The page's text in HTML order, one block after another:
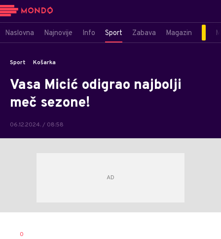
Naslovna Najnovije Info Sport Zabava Magazin
Sport Košarka
Vasa Micić odigrao najbolji
meč sezone!
06.12.2024. / 08:58
AUTOR
0